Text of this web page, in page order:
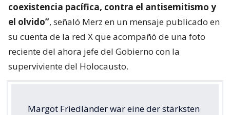
coexistencia pacífica, contra el antisemitismo y
el olvido”, señaló Merz en un mensaje publicado en
su cuenta de la red X que acompañó de una foto
reciente del ahora jefe del Gobierno con la
superviviente del Holocausto.
Margot Friedländer war eine der stärksten